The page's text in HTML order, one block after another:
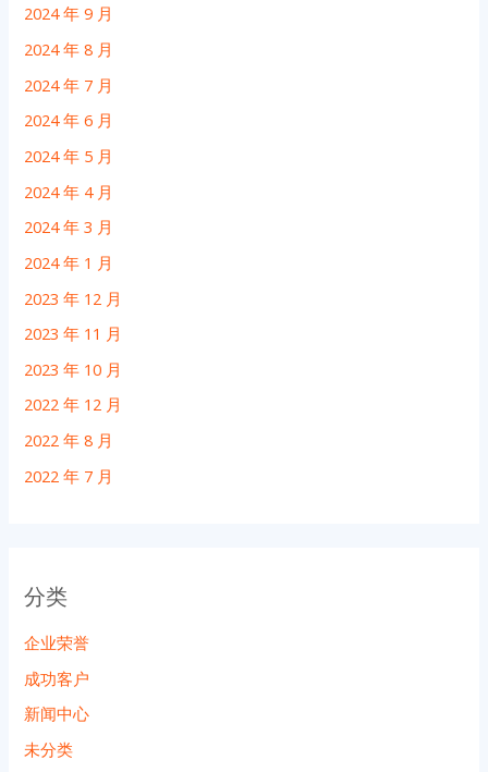
2024 年 9 月
2024 年 8 月
2024 年 7 月
2024 年 6 月
2024 年 5 月
2024 年 4 月
2024 年 3 月
2024 年 1 月
2023 年 12 月
2023 年 11 月
2023 年 10 月
2022 年 12 月
2022 年 8 月
2022 年 7 月
分类
企业荣誉
成功客户
新闻中心
未分类